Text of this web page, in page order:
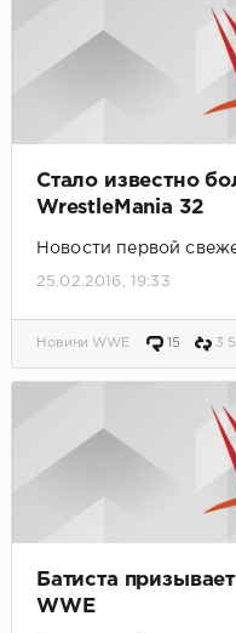
Стало известно
WrestleMania 32
Новости первой
25.02.2016, 19:33
Новини WWE 15 3
Батиста
WWE